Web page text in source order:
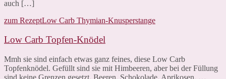
auch […]
zum RezeptLow Carb Thymian-Knusperstange
Low Carb Topfen-Knödel
Mmh sie sind einfach etwas ganz feines, diese Low Carb
Topfenknödel. Gefüllt sind sie mit Himbeeren, aber bei der Füllung